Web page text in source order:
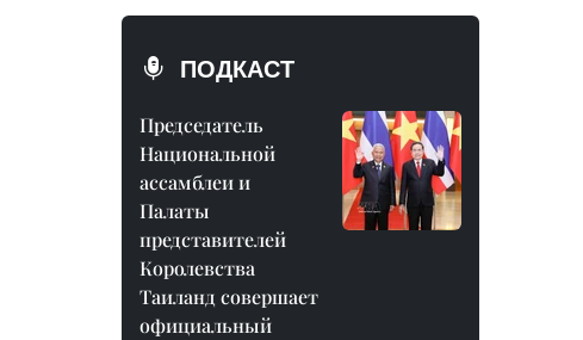
ПОДКАСТ
Председатель
Национальной
ассамблеи и
Палаты
представителей
Королевства
Таиланд совершает
официальный